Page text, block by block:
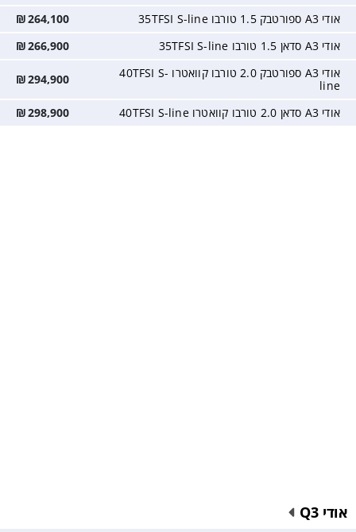
אודי A3 ספורטבק 1.5 טורבו 35TFSI S-line
264,100
₪
אודי A3 סדאן 1.5 טורבו 35TFSI S-line
266,900
₪
אודי A3 ספורטבק 2.0 טורבו קוואטרו 40TFSI S-
line
294,900
₪
אודי A3 סדאן 2.0 טורבו קוואטרו 40TFSI S-line 298,900
₪
אודי Q3